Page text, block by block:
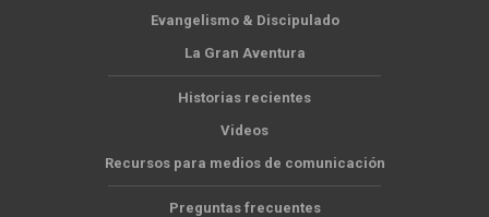
Evangelismo & Discipulado
La Gran Aventura
Historias recientes
Videos
Recursos para medios de comunicación
Preguntas frecuentes